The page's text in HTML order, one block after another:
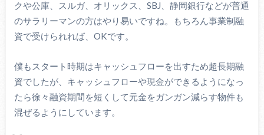
クや公庫、スルガ、オリックス、SBJ、静岡銀行などが普通
のサラリーマンの方はやり易いですね。もちろん事業制融
資で受けられれば、OKです。
僕もスタート時期はキャッシュフローを出すため超長期融
資でしたが、キャッシュフローや現金ができるようになっ
たら徐々融資期間を短くして元金をガンガン減らす物件も
混ぜるようにしています。